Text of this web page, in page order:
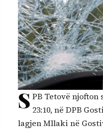
SPB Tetovë njofton
23:10, në DPB
lagjen Mllaki në